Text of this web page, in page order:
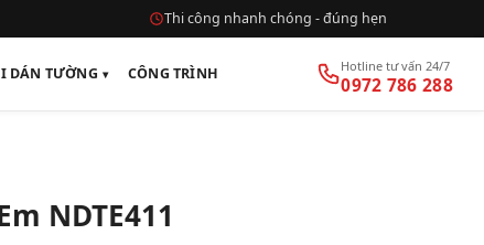
Thi công nhanh chóng - đúng hẹn
DÁN TƯỜNG CÔNG TRÌNH Hotline tư vấn 24/7
0972 786 288
NDTE411